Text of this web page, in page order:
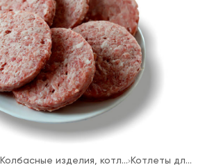
Колбасные изделия, котлеты для фаст-фуда Котлеты для бургеров